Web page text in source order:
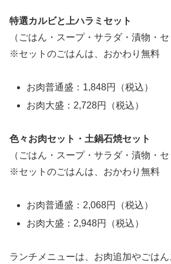
特選カルビと上ハラミセット
（ごはん・スープ・サラダ・漬物・
※セットのごはんは、おかわり無料
お肉普通盛：1,848円（税込）
お肉大盛：2,728円（税込）
色々お肉セット・土鍋石焼セット
（ごはん・スープ・サラダ・漬物・
※セットのごはんは、おかわり無料
お肉普通盛：2,068円（税込）
お肉大盛：2,948円（税込）
ランチメニューは、お肉追加やごは